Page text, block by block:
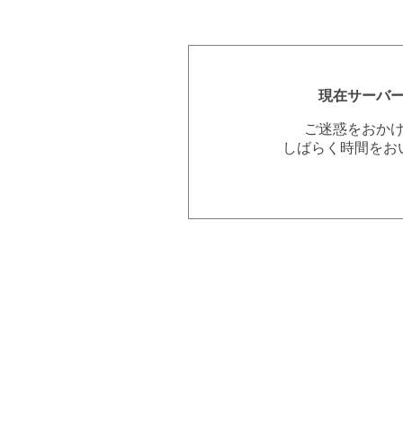
現在サーバ
ご迷惑をおか
しばらく時間を